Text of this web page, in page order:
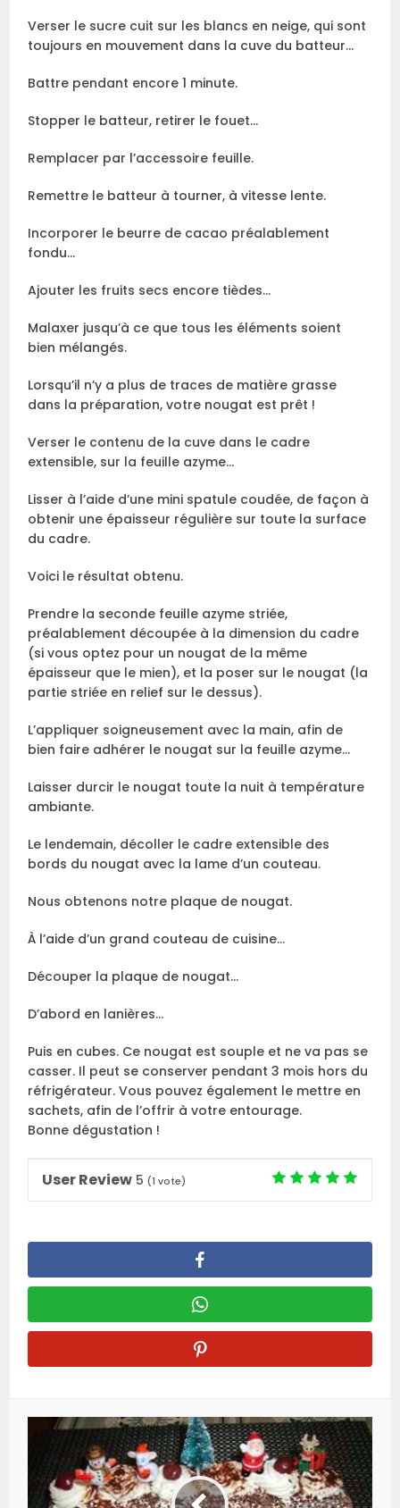
Verser le sucre cuit sur les blancs en neige, qui sont
toujours en mouvement dans la cuve du batteur…
Battre pendant encore 1 minute.
Stopper le batteur, retirer le fouet…
Remplacer par l’accessoire feuille.
Remettre le batteur à tourner, à vitesse lente.
Incorporer le beurre de cacao préalablement
fondu…
Ajouter les fruits secs encore tièdes…
Malaxer jusqu’à ce que tous les éléments soient
bien mélangés.
Lorsqu’il n’y a plus de traces de matière grasse
dans la préparation, votre nougat est prêt !
Verser le contenu de la cuve dans le cadre
extensible, sur la feuille azyme…
Lisser à l’aide d’une mini spatule coudée, de façon à
obtenir une épaisseur régulière sur toute la surface
du cadre.
Voici le résultat obtenu.
Prendre la seconde feuille azyme striée,
préalablement découpée à la dimension du cadre
(si vous optez pour un nougat de la même
épaisseur que le mien), et la poser sur le nougat (la
partie striée en relief sur le dessus).
L’appliquer soigneusement avec la main, afin de
bien faire adhérer le nougat sur la feuille azyme…
Laisser durcir le nougat toute la nuit à température
ambiante.
Le lendemain, décoller le cadre extensible des
bords du nougat avec la lame d’un couteau.
Nous obtenons notre plaque de nougat.
À l’aide d’un grand couteau de cuisine…
Découper la plaque de nougat…
D’abord en lanières…
Puis en cubes. Ce nougat est souple et ne va pas se
casser. Il peut se conserver pendant 3 mois hors du
réfrigérateur. Vous pouvez également le mettre en
sachets, afin de l’offrir à votre entourage.
Bonne dégustation !
User Review 5 (1 vote)